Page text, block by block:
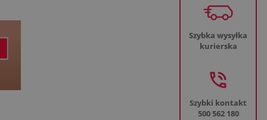
Szybka wysyłka
kurierska
Szybki kontakt
500 562 180